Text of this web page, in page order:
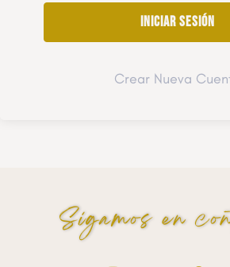
Crear Nueva
Sigamos en